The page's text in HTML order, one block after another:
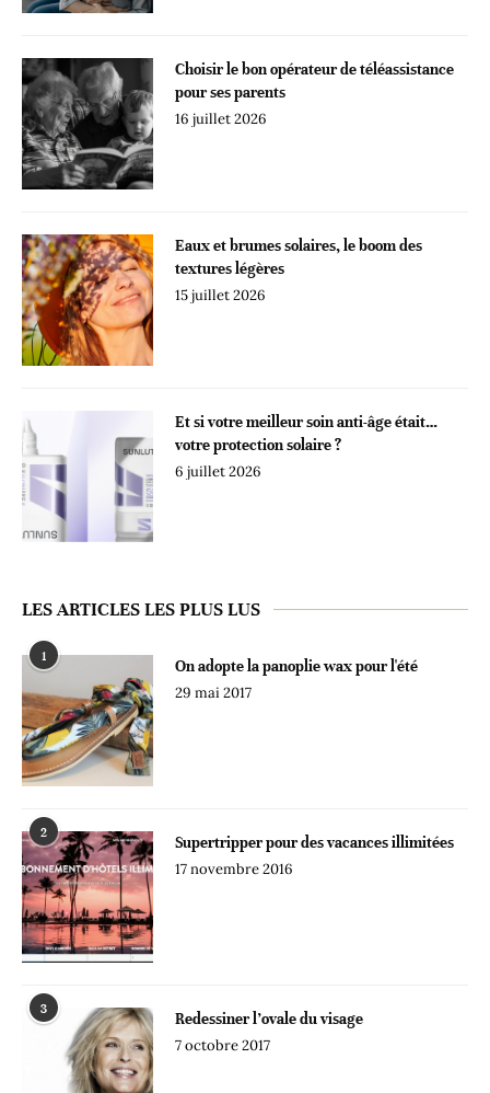
Choisir le bon opérateur de téléassistance
pour ses parents
16 juillet 2026
Eaux et brumes solaires, le boom des
textures légères
15 juillet 2026
Et si votre meilleur soin anti-âge était…
votre protection solaire ?
6 juillet 2026
LES ARTICLES LES PLUS LUS
1
On adopte la panoplie wax pour l'été
29 mai 2017
2
Supertripper pour des vacances illimitées
17 novembre 2016
3
Redessiner l’ovale du visage
7 octobre 2017